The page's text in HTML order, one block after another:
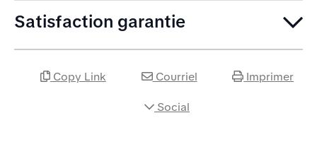
Satisfaction garantie
Copy Link Courriel Imprimer
Social